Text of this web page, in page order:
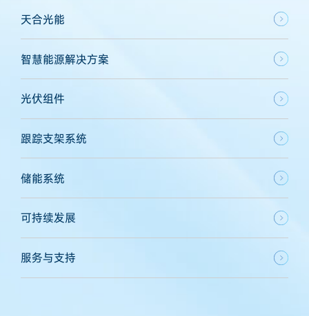
天合光能
智慧能源解决方案
光伏组件
跟踪支架系统
储能系统
可持续发展
服务与支持